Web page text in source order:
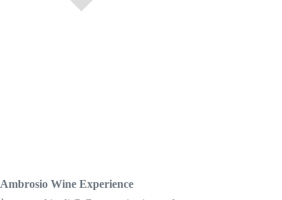
Ambrosio Wine Experience